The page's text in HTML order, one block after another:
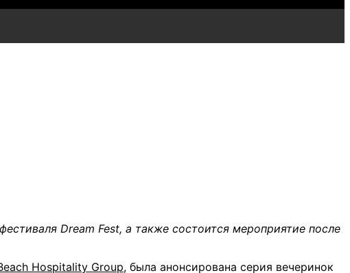
фестиваля Dream Fest, а также состоится мероприятие после
Hospitality Group, была анонсирована серия вечеринок